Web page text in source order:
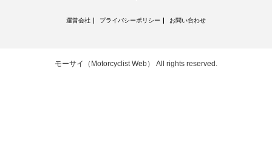
運営会社 プライバシーポリシー お問い合わせ
モーサイ（Motorcyclist Web） All rights reserved.